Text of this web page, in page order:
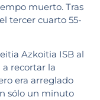
muerto. Tras
tercer cuarto 55-
Azkoitia ISB al
recortar la
era arreglado
sólo un minuto